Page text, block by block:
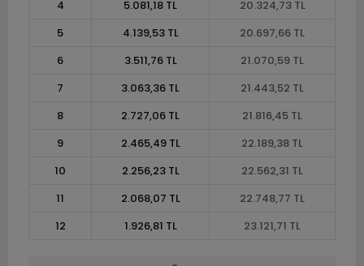
4
5.081,18 TL
20.324,73 TL
5
4.139,53 TL
20.697,66 TL
6
3.511,76 TL
21.070,59 TL
7
3.063,36 TL
21.443,52 TL
8
2.727,06 TL
21.816,45 TL
9
2.465,49 TL
22.189,38 TL
10
2.256,23 TL
22.562,31 TL
11
2.068,07 TL
22.748,77 TL
12
1.926,81 TL 23.121,71 TL